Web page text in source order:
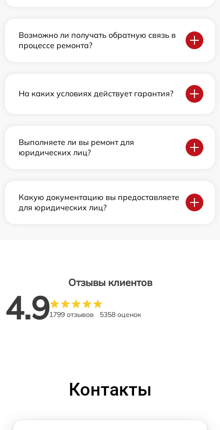
Возможно ли получать обратную связь в
процессе ремонта?
На каких условиях действует гарантия?
Выполняете ли вы ремонт для
юридических лиц?
Какую документацию вы предоставляете
для юридических лиц?
Отзывы клиентов
4.91799 отзывов 5358 оценок
Контакты